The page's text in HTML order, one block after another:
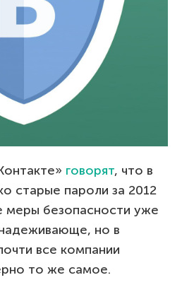
говорят, что в
старые пароли за 2012
меры безопасности уже
но в
все компании
то же самое.